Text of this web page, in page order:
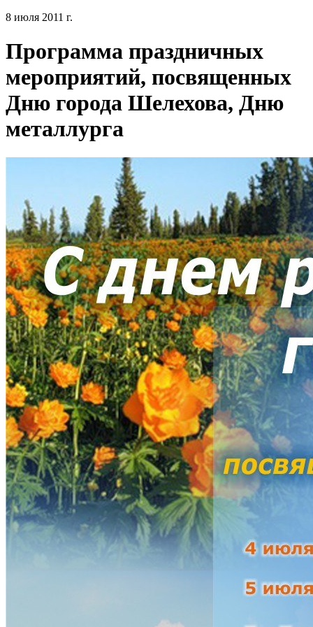
8 июля 2011 г.
Программа праздничных
мероприятий, посвященных
Дню города Шелехова, Дню
металлурга